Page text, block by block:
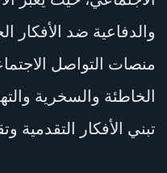
والدفاعية ضد
منصات التواصل
الخاطئة والسخرية
تبني الأفكار التقدمية